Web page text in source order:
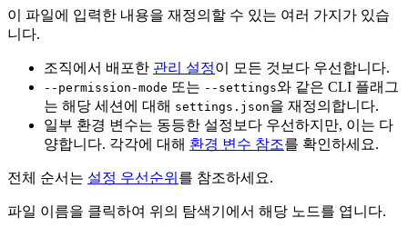
이 파일에 입력한 내용을 재정의할 수 있는 여러 가지가 있습
니다.
조직에서 배포한 관리 설정이 모든 것보다 우선합니다.
--permission-mode 또는 --settings와 같은 CLI 플래그
는 해당 세션에 대해 settings.json을 재정의합니다.
일부 환경 변수는 동등한 설정보다 우선하지만, 이는 다
양합니다. 각각에 대해 환경 변수 참조를 확인하세요.
전체 순서는 설정 우선순위 를 참조하세요.
파일 이름을 클릭하여 위의 탐색기에서 해당 노드를 엽니다.